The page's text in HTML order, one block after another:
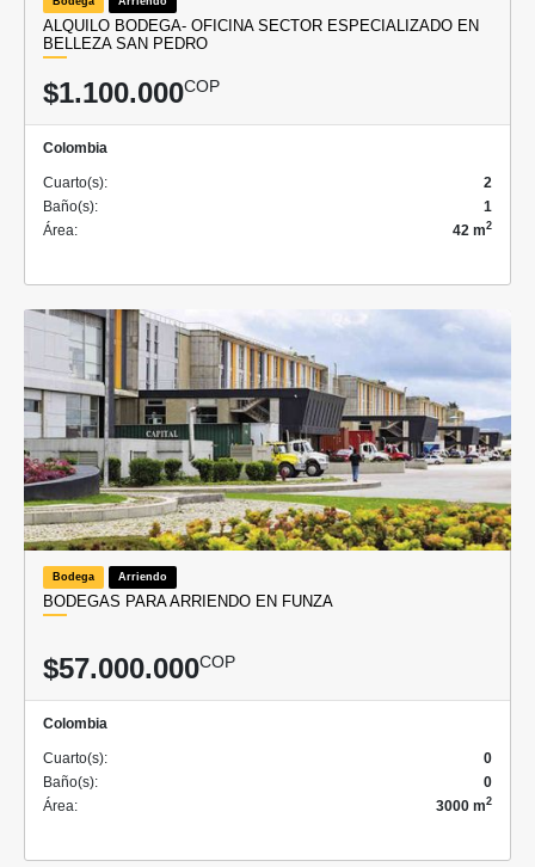
ALQUILO BODEGA- OFICINA SECTOR ESPECIALIZADO EN
BELLEZA SAN PEDRO
$1.100.000COP
Colombia
Cuarto(s):
2
Baño(s):
1
Área:
42 m2
Bodega Arriendo
BODEGAS PARA ARRIENDO EN FUNZA
$57.000.000COP
Colombia
Cuarto(s):
0
Baño(s):
0
Área:
3000 m2